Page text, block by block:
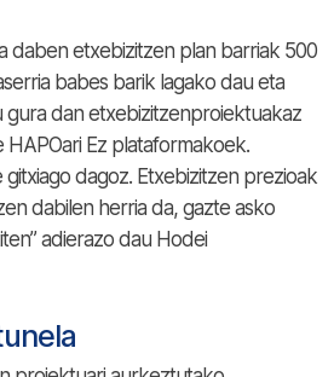
daben etxebizitzen plan barriak 500
babes barik lagako dau eta
dan etxebizitzenproiektuakaz
Ez plataformakoek.
dagoz. Etxebizitzen prezioak
dabilen herria da, gazte asko
adierazo dau Hodei